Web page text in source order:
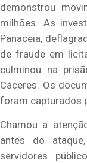
demonstrou
milhões. As
Panaceia,
de fraude em
culminou na
Cáceres. Os
foram capturados
Chamou a
antes do
servidores